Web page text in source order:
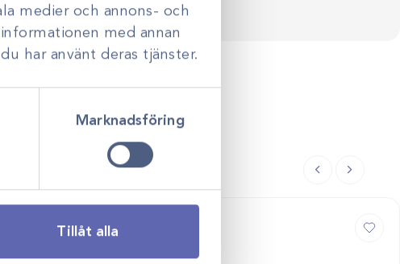
medier och annons- och
med annan
har använt deras tjänster.
Marknadsföring
Tillåt alla